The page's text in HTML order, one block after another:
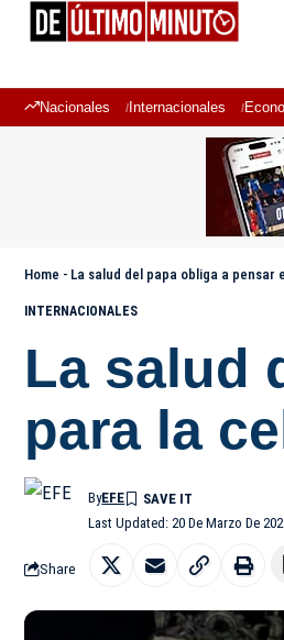
Nacionales Internacionales
Home - La salud del papa obliga a pensar
INTERNACIONALES
La salud
para la
Last Updated: 20 De Marzo De
ByEFE
Share